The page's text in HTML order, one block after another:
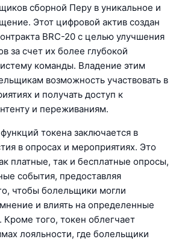
сборной Перу в уникальное и
Этот цифровой актив создан
BRC-20 с целью улучшения
за счет их более глубокой
команды. Владение этим
возможность участвовать в
и получать доступ к
и переживаниям.
токена заключается в
в опросах и мероприятиях. Это
платные, так и бесплатные опросы,
события, предоставляя
чтобы болельщики могли
и влиять на определенные
того, токен облегчает
лояльности, где болельщики